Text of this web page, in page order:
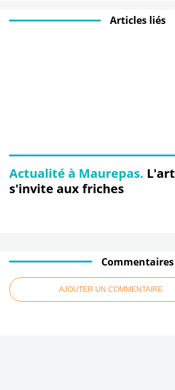
Articles liés
Actualité à Maurepas. L'art
s'invite aux friches
Commentaires
AJOUTER UN COMMENTAIRE